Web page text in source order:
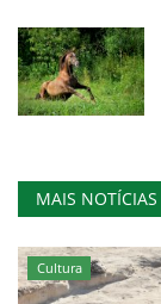
MAIS NOTÍCIAS
Cultura